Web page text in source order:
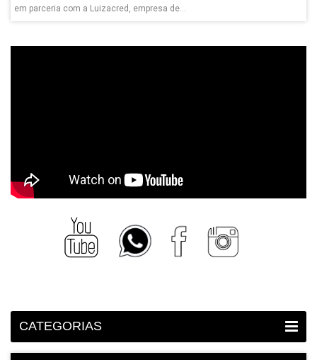
em parceria com a Luizacred, empresa de...
CATEGORIAS